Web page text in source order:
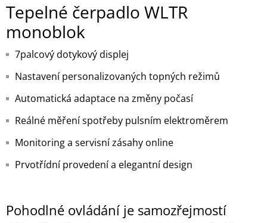
Tepelné čerpadlo WLTR
monoblok
7palcový dotykový displej
Nastavení personalizovaných topných režimů
Automatická adaptace na změny počasí
Reálné měření spotřeby pulsním elektroměrem
Monitoring a servisní zásahy online
Prvotřídní provedení a elegantní design
Pohodlné ovládání je samozřejmostí